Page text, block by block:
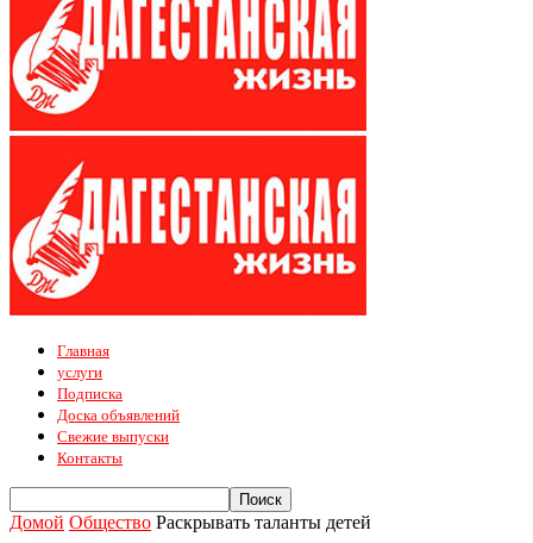
Главная
услуги
Подписка
Доска объявлений
Свежие выпуски
Контакты
Домой Общество Раскрывать таланты детей